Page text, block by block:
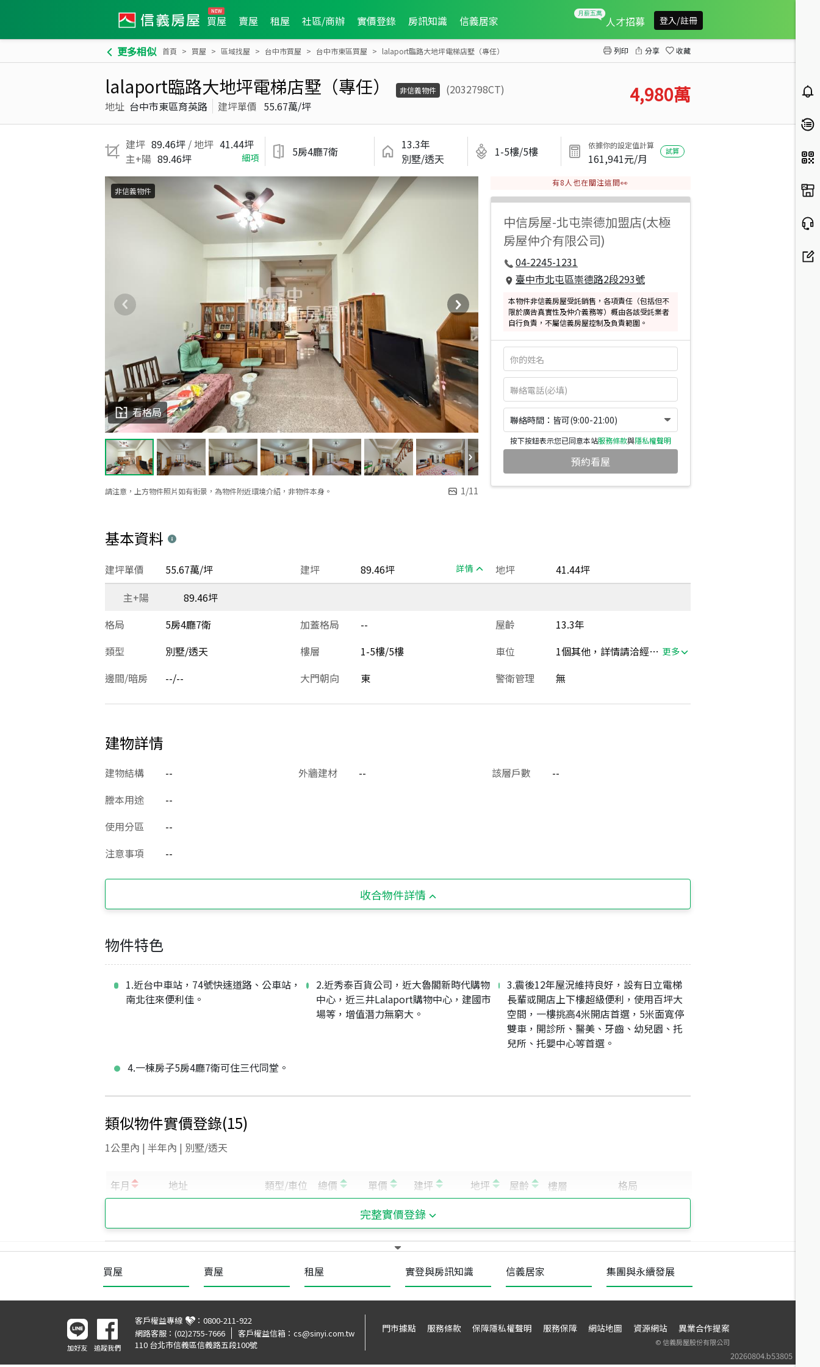
買屋 賣屋 租屋 社區/商辦 實價登錄 房訊知識 信義居家 人才招募 登入/註冊
更多相似 首頁 買屋 區域找屋 台中市買屋 台中市東區買屋 lalaport臨路大地坪電梯店墅（專任） 列印 分享 收藏
lalaport臨路大地坪電梯店墅（專任） 非信義物件
(2032798CT)
地址 台中市東區育英路 建坪單價 55.67萬/坪 4,980萬
建坪 89.46坪 / 地坪 41.44坪
主+陽 89.46坪 細項 5房4廳7衛
13.3年
別墅/透天
1-5樓/5樓 依據你的設定值計算
161,941元/月
試算
請注意，上方物件照片如有街景，為物件附近環境介紹，非物件本身。 1/11
看格局
非信義物件
有8 人也在關注這間👀
中信房屋-北屯崇德加盟店(太極
房屋仲介有限公司)
04-2245-1231
臺中市北屯區崇德路2段293號
本物件非信義房屋受託銷售，各項責任（包括但不
限於廣告真實性及仲介義務等）概由各該受託業者
自行負責，不屬信義房屋控制及負責範圍。
聯絡時間：皆可(9:00-21:00)
按下按鈕表示您已同意本站服務條款與隱私權聲明
預約看屋
基本資料
建坪 89.46坪 詳情
建坪單價 55.67萬/坪 地坪
41.44坪
主+陽
89.46坪
格局
5房4廳7衛 加蓋格局 -- 屋齡
13.3年
類型
別墅/透天 樓層 1-5樓/5樓 車位 1個其他，詳情請洽經紀人員 更多
邊間/暗房 --/-- 大門朝向 東 警衛管理 無
建物詳情
建物結構 -- 外牆建材 -- 該層戶數
--
謄本用途
--
使用分區
--
注意事項
--
收合物件詳情
物件特色
1.近台中車站，74號快速道路、公車站，
南北往來便利佳。
2.近秀泰百貨公司，近大魯閣新時代購物
中心，近三井Lalaport購物中心，建國市
場等，增值潛力無窮大。
3.震後12年屋況維持良好，設有日立電梯
長輩或開店上下樓超級便利，使用百坪大
空間，一樓挑高4米開店首選，5米面寬停
雙車，開診所、醫美、牙齒、幼兒園、托
兒所、托嬰中心等首選。
4.一棟房子5房4廳7衛可住三代同堂。
類似物件實價登錄(15)
1公里內 | 半年內 | 別墅/透天
完整實價登錄
買屋 賣屋 租屋 實登與房訊知識 信義居家 集團與永續發展
20260804.b53805
加好友 追蹤我們
客戶權益專線 ： 0800-211-922
網路客服： (02)2755-7666 客戶權益信箱： cs@sinyi.com.tw
110 台北市信義區信義路五段100號
門市據點 服務條款 保障隱私權聲明 服務保障 網站地圖 資源網站 異業合作提案
©信義房屋股份有限公司